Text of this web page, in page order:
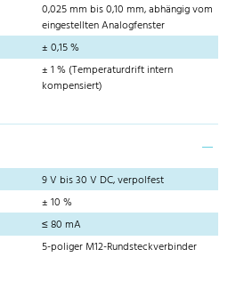
0,025 mm bis 0,10 mm, abhängig vom
eingestellten Analogfenster
± 0,15 %
± 1 % (Temperaturdrift intern
kompensiert)
9 V bis 30 V DC, verpolfest
± 10 %
≤ 80 mA
5-poliger M12-Rundsteckverbinder